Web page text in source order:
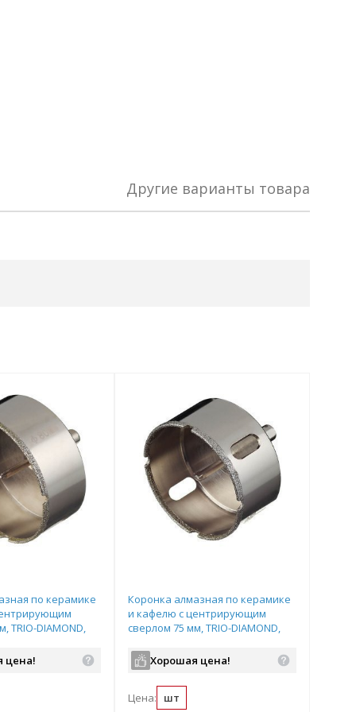
Другие варианты товара
по керамике
TRIO-DIAMOND,
цена!
Коронка алмазная по керамике
и кафелю с центрирующим
сверлом 75 мм, TRIO-DIAMOND,
Хорошая цена!
Цена: шт